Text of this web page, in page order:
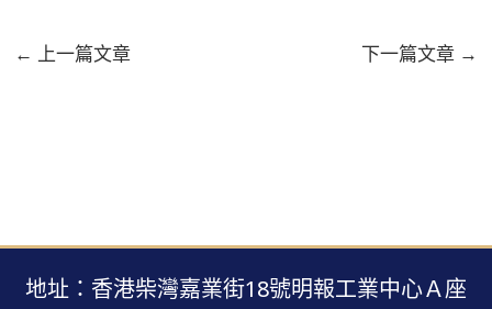
← 上一篇文章 下一篇文章 →
地址：香港柴灣嘉業街18號明報工業中心Ａ座